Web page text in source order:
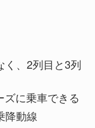
く、2列目と3列
に乗車できる
降動線